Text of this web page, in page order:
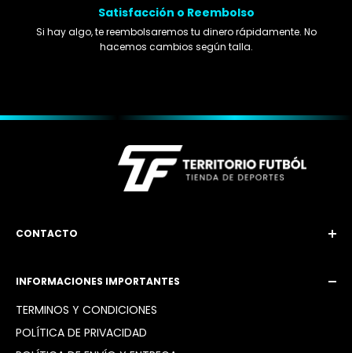
Satisfacción o Reembolso
Si hay algo, te reembolsaremos tu dinero rápidamente. No
hacemos cambios según talla.
CONTACTO
Instagram: @territoriofutbol2_
INFORMACIONES IMPORTANTES
TÉRMINOS Y CONDICIONES
POLÍTICA DE PRIVACIDAD